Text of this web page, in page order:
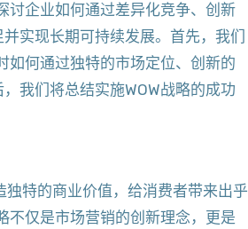
讨企业如何通过差异化竞争、创新
实现长期可持续发展。首先，我们
如何通过独特的市场定位、创新的
我们将总结实施WOW战略的成功
独特的商业价值，给消费者带来出乎
不仅是市场营销的创新理念，更是